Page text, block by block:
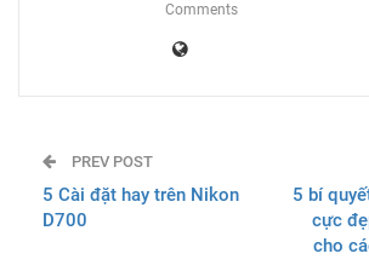
Comments
PREV POST
5 Cài đặt hay trên Nikon
D700
5 bí
cực
cho